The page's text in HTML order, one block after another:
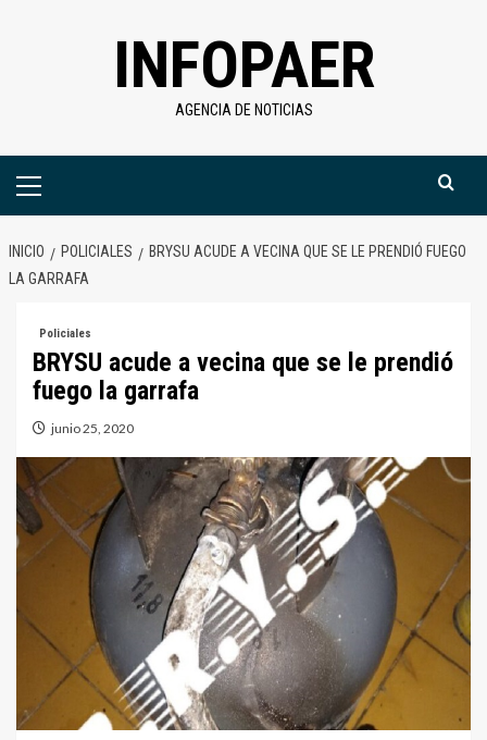
INFOPAER
AGENCIA DE NOTICIAS
Menú
INICIO POLICIALES
BRYSU ACUDE A VECINA QUE SE LE PRENDIÓ FUEGO
LA GARRAFA
Policiales
BRYSU acude a vecina que se le prendió
fuego la garrafa
junio 25, 2020